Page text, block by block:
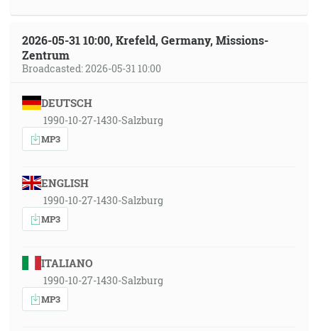
2026-05-31 10:00, Krefeld, Germany, Missions-
Zentrum
Broadcasted: 2026-05-31 10:00
DEUTSCH
1990-10-27-1430-Salzburg
MP3
ENGLISH
1990-10-27-1430-Salzburg
MP3
ITALIANO
1990-10-27-1430-Salzburg
MP3